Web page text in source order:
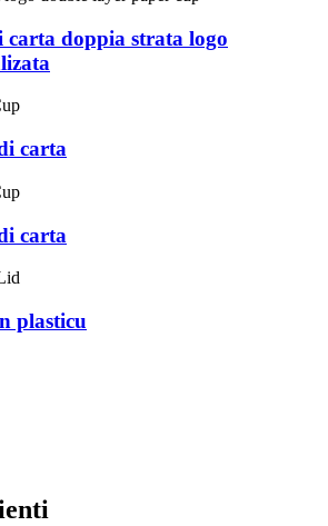
carta doppia strata logo
carta
carta
plasticu